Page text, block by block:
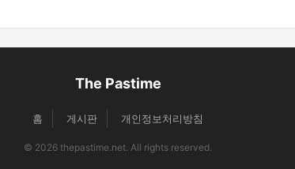
The Pastime
홈 게시판 개인정보처리방침
© 2026 thepastime.net. All rights reserved.